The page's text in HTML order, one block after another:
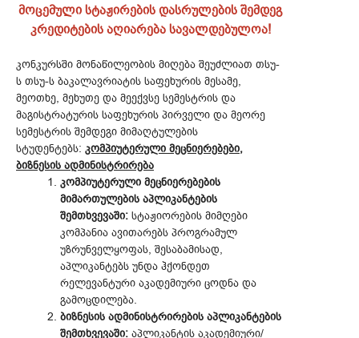
მოცემული სტაჟირების დასრულების შემდეგ
კრედიტების აღიარება სავალდებულოა!
კონკურსში მონაწილეობის მიღება შეუძლიათ თსუ-
ს თსუ-ს ბაკალავრიატის საფეხურის მესამე,
მეოთხე, მეხუთე და მეექვსე სემესტრის და
მაგისტრატურის საფეხურის პირველი და მეორე
სემესტრის შემდეგი მიმაღტულების
სტუდენტებს: კომპიუტერული მეცნიერებები,
ბიზნესის ადმინისტრირება
კომპიუტერული მეცნიერებების
მიმართულების აპლიკანტების
შემთხვევაში: სტაჟიორების მიმღები
კომპანია ავითარებს პროგრამულ
უზრუნველყოფას, შესაბამისად,
აპლიკანტებს უნდა ჰქონდეთ
რელევანტური აკადემიური ცოდნა და
გამოცდილება.
ბიზნესის ადმინისტრირების აპლიკანტების
შემთხვევაში: აპლიკანტის აკადემიური/